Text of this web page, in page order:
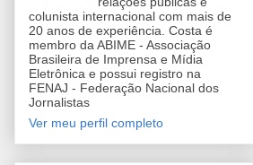
colunista internacional com mais de
20 anos de experiência. Costa é
membro da ABIME - Associação
Brasileira de Imprensa e Mídia
Eletrônica e possui registro na
FENAJ - Federação Nacional dos
Jornalistas
Ver meu perfil completo